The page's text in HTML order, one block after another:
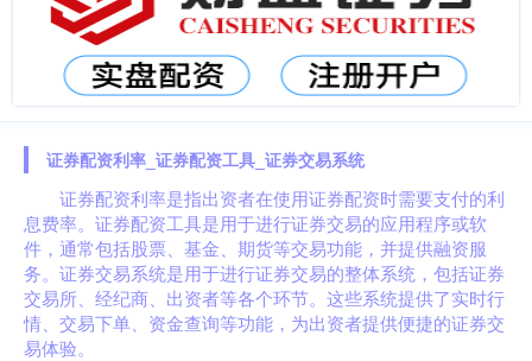
证券配资利率_证券配资工具_证券交易系统
证券配资利率是指出资者在使用证券配资时需要支付的利
息费率。证券配资工具是用于进行证券交易的应用程序或软
件，通常包括股票、基金、期货等交易功能，并提供融资服
务。证券交易系统是用于进行证券交易的整体系统，包括证券
交易所、经纪商、出资者等各个环节。这些系统提供了实时行
情、交易下单、资金查询等功能，为出资者提供便捷的证券交
易体验。